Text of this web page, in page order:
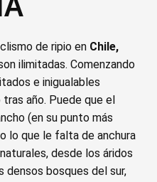
de ripio en Chile,
ilimitadas. Comenzando
e inigualables
año. Puede que el
(en su punto más
lo que le falta de anchura
desde los áridos
bosques del sur,